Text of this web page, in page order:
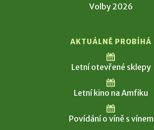
Volby 2026
AKTUÁLNĚ PROBÍHÁ
Letní otevřené sklepy
Letní kino na Amfiku
Povídání o víně s vínem